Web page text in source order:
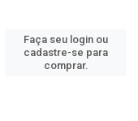
Faça seu login ou
cadastre-se para
comprar.